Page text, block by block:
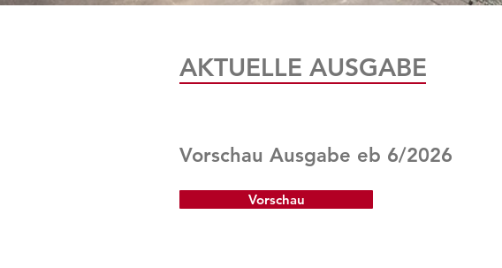
AKTUELLE AUSGABE
Vorschau Ausgabe eb 6/2026
Vorschau